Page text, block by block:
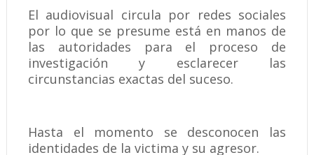
El audiovisual circula por redes sociales
por lo que se presume está en manos de
las autoridades para el proceso de
investigación y esclarecer las
circunstancias exactas del suceso.
Hasta el momento se desconocen las
identidades de la victima y su agresor.